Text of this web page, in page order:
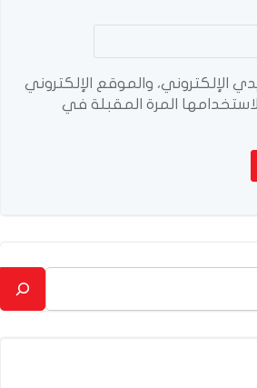
الإلكتروني، والموقع الإلكتروني
المرة المقبلة في